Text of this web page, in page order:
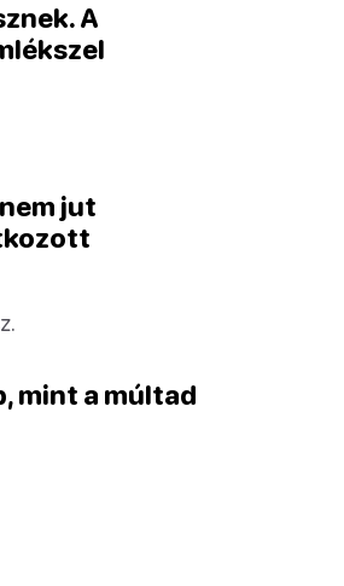
A
jut
mint a múltad